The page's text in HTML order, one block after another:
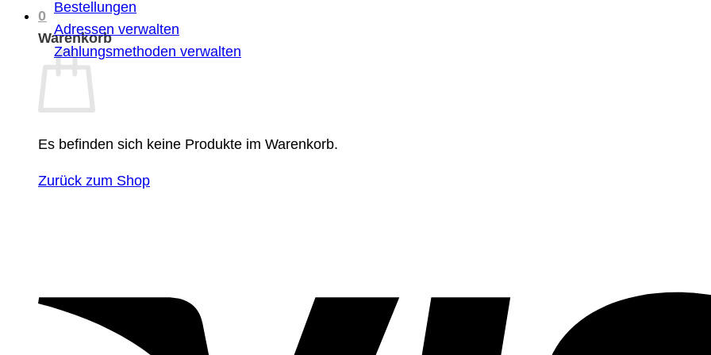
0
Warenkorb
Es befinden sich keine Produkte im Warenkorb.
Zurück zum Shop
Bestellungen
Adressen verwalten
Zahlungsmethoden verwalten